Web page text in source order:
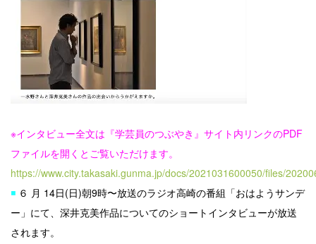
※インタビュー全文は『学芸員のつぶやき』サイト内リンクのPDF
ファイルを開くとご覧いただけます。
https://www.city.takasaki.gunma.jp/docs/2021031600050/files/
◾️ ６ 月 14日(日)朝9時〜放送のラジオ高崎の番組「おはようサンデ
ー」にて、深井克美作品についてのショートインタビューが放送
されます。